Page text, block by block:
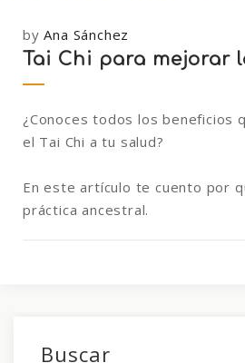
byAna Sánchez
Tai Chi para mejorar
¿Conoces todos los beneficios
el Tai Chi a tu salud?
En este artículo te cuento por
práctica ancestral.
Buscar